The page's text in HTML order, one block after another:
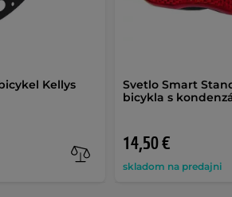
Kellys
Svetlo Smart
bicykla s
14,50 €
skladom na predajni